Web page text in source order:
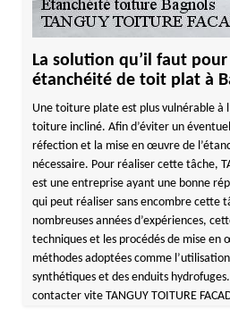
La solution qu’il faut
étanchéité de toit plat à
Une toiture plate est plus vulnérable à
toiture incliné. Afin d’éviter un
réfection et la mise en œuvre de
nécessaire. Pour réaliser cette tâche,
est une entreprise ayant une bonne
qui peut réaliser sans encombre cette
nombreuses années d’expériences,
techniques et les procédés de mise en
méthodes adoptées comme
synthétiques et des enduits
contacter vite TANGUY TOITURE